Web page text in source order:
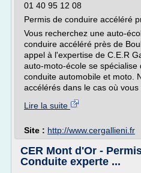
01 40 95 12 08
Permis de conduire accéléré
Vous recherchez une auto-
conduire accéléré près de
appel à l'expertise de C.E.R
auto-moto-école se
conduite automobile et moto.
accélérés dans le cas où vous
Lire la suite
Site : http://www.cergallieni.fr
CER Mont d'Or -
Conduite experte ...